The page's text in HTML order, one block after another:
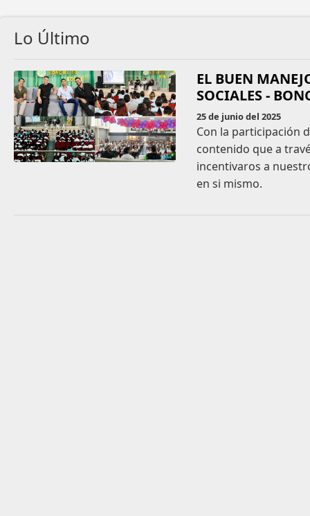
Lo Último
EL BUEN
SOCIALES -
25 de junio del 2025
Con la participación
contenido que a
incentivaros a
en si mismo.